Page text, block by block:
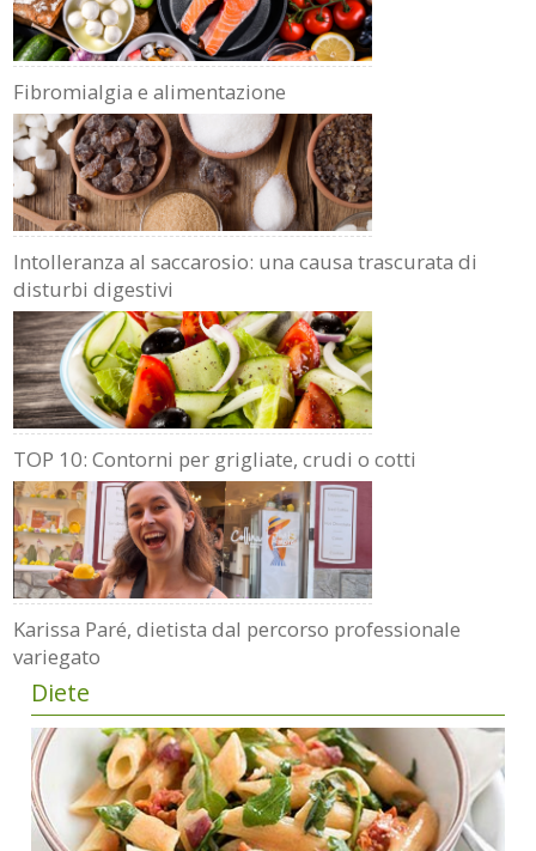
Fibromialgia e alimentazione
Intolleranza al saccarosio: una causa trascurata di
disturbi digestivi
TOP 10: Contorni per grigliate, crudi o cotti
Karissa Paré, dietista dal percorso professionale
variegato
Diete